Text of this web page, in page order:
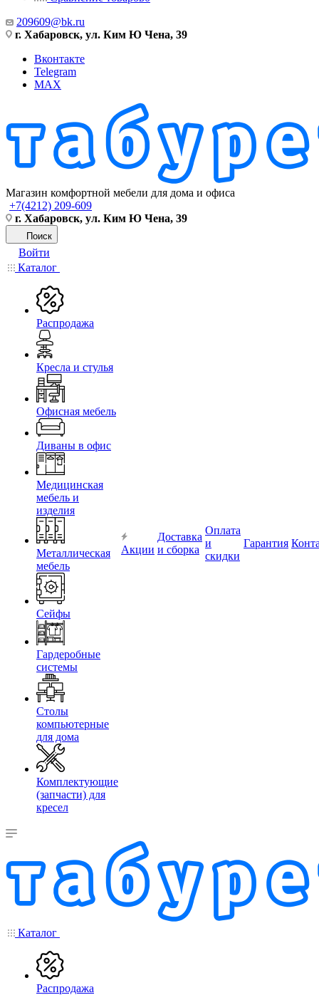
209609@bk.ru
г. Хабаровск, ул. Ким Ю Чена, 39
Вконтакте
Telegram
MAX
Магазин комфортной мебели для дома и офиса
+7(4212) 209-609
г. Хабаровск, ул. Ким Ю Чена, 39
Поиск
Войти
Каталог
Распродажа
Кресла и стулья
Офисная мебель
Диваны в офис
Медицинская
мебель и
изделия
Металлическая
мебель
Сейфы
Гардеробные
системы
Столы
компьютерные
для дома
Комплектующие
(запчасти) для
кресел
Акции
Доставка
и сборка
Оплата
и
скидки
Гарантия
Каталог
Распродажа